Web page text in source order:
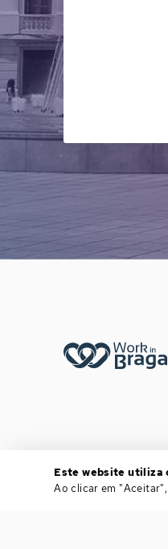
Este website utiliza
Ao clicar em